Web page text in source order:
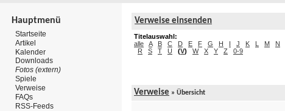
Hauptmenü
Startseite
Artikel
Kalender
Downloads
Fotos (extern)
Spiele
Verweise
FAQs
RSS-Feeds
Verweise einsenden
Titelauswahl:
alle
A B C D E F G H I J K L M N
R
S T U (V) W X Y Z 0-9
Verweise » Übersicht